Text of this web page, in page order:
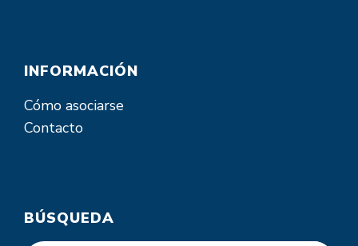
INFORMACIÓN
Cómo asociarse
Contacto
BÚSQUEDA